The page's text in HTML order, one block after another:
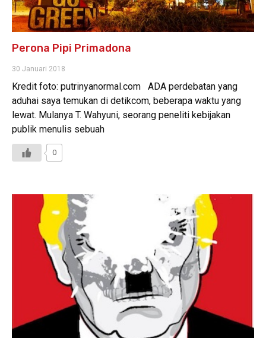
Perona Pipi Primadona
30 Januari 2018
Kredit foto: putrinyanormal.com ADA perdebatan yang
aduhai saya temukan di detikcom, beberapa waktu yang
lewat. Mulanya T. Wahyuni, seorang peneliti kebijakan
publik menulis sebuah
0